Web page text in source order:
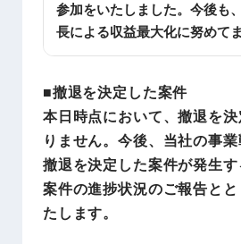
参加をいたしました。今後も
長による収益最大化に努めて
■撤退を決定した案件
本日時点において、撤退を
りません。今後、当社の事
撤退を決定した案件が発生
案件の進捗状況のご報告と
たします。